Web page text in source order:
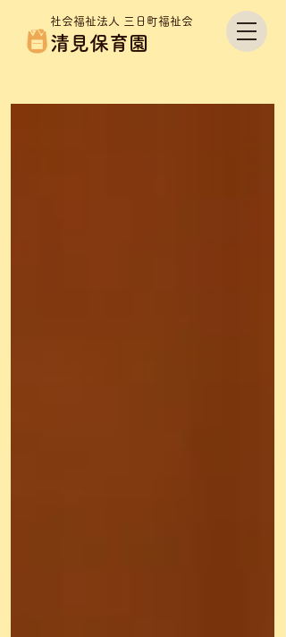
社会福祉法人 三日町福祉会
清見保育園